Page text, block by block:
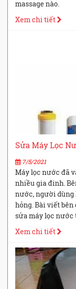
massage nào.
Xem chi tiết
Sửa Máy Lọc
7/5/2021
Máy lọc nước đã
nhiều gia đinh.
nước, người
hỏng. Bài viết
sửa máy lọc nước
Xem chi tiết